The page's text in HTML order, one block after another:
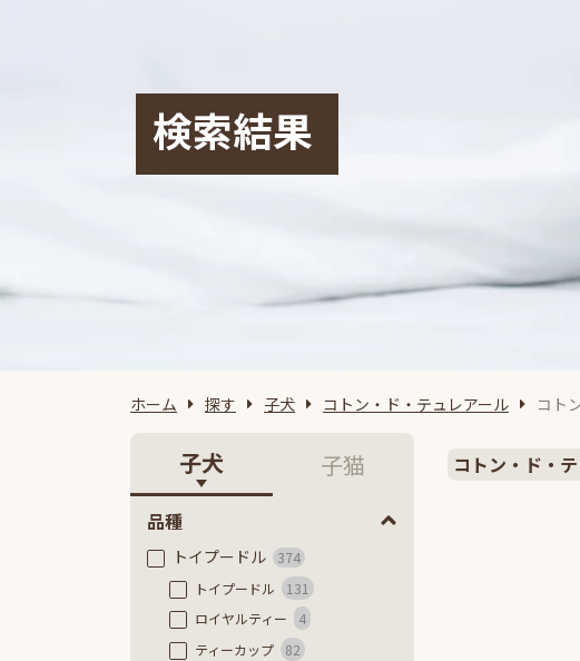
検索結果
ホーム 探す 子犬 コトン・ド・テュレアール コト
子犬 子猫
品種
トイプードル
374
トイプードル
131
ロイヤルティー
4
ティーカップ
82
コトン・ド・